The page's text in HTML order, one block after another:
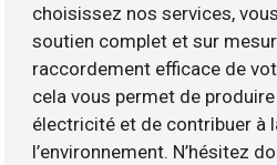
choisissez nos services,
soutien complet et sur
raccordement efficace de
cela vous permet de
électricité et de contribuer à
l’environnement. N’hésitez